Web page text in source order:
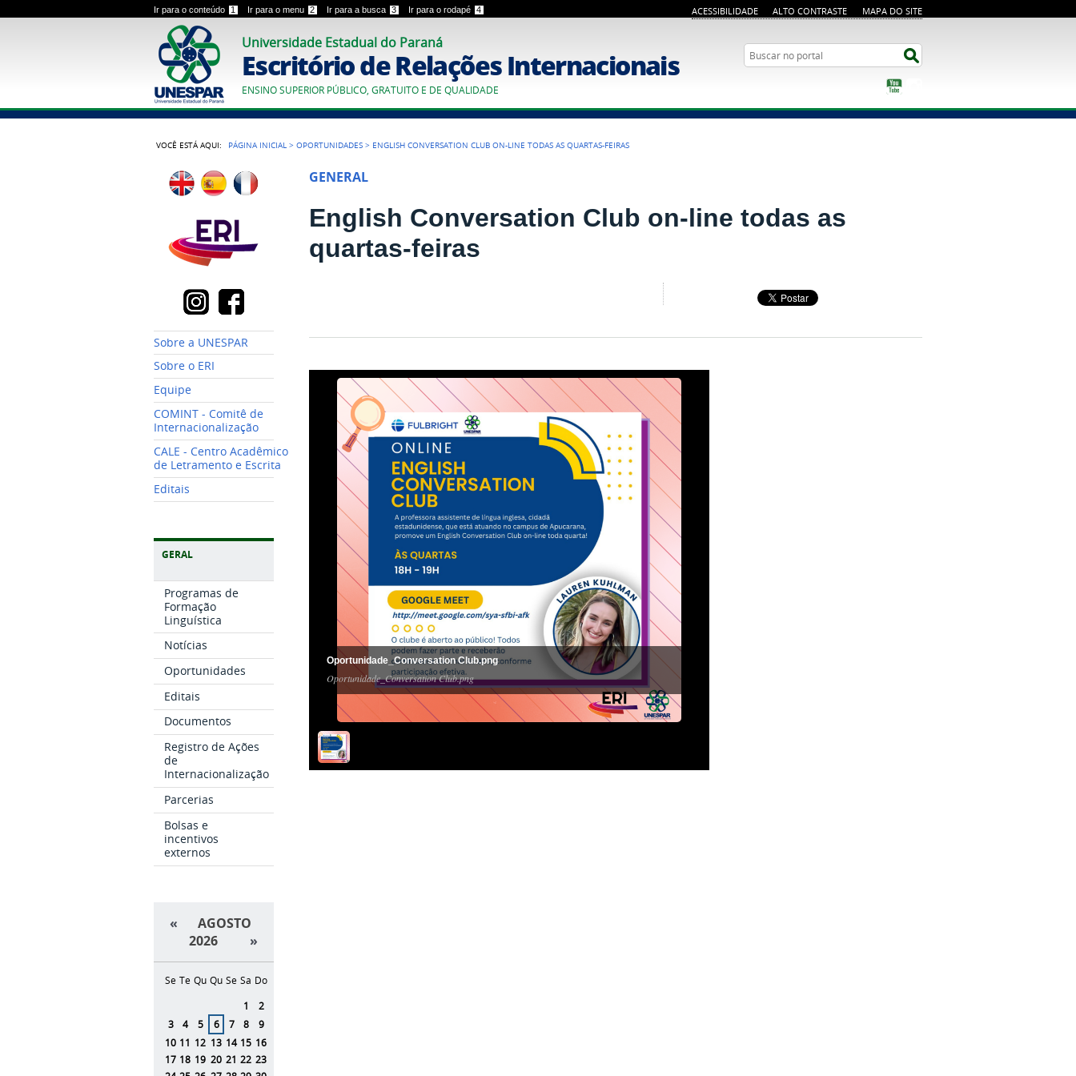
Ir para o conteúdo 1 Ir para o menu 2 Ir para a busca 3 Ir para o rodapé 4 ACESSIBILIDADE ALTO CONTRASTE MAPA DO SITE
Universidade Estadual do Paraná
Escritório de Relações Internacionais
ENSINO SUPERIOR PÚBLICO, GRATUITO E DE QUALIDADE
Busca
VOCÊ ESTÁ AQUI: PÁGINA INICIAL >OPORTUNIDADES > ENGLISH CONVERSATION CLUB ON-LINE TODAS AS QUARTAS-FEIRAS
Sobre a UNESPAR
Sobre o ERI
Equipe
COMINT - Comitê de
Internacionalização
CALE - Centro Acadêmico
de Letramento e Escrita
Editais
GERAL
Programas de
Formação
Linguística
Notícias
Oportunidades
Editais
Documentos
Registro de Ações
de
Internacionalização
Parcerias
Bolsas e
incentivos
externos
«
AGOSTO
2026
»
Se Te Qu Qu Se Sa Do
1
2
3
4 5 6 7 8
9
10 11 12 13 14 15 16
17 18 19 20 21 22 23
GENERAL
English Conversation Club on-line todas as
quartas-feiras
Oportunidade_Conversation Club.png
Oportunidade_Conversation Club.png